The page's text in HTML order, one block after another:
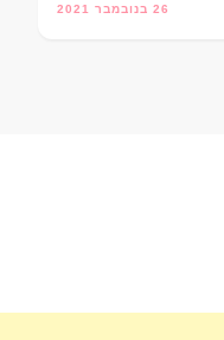
26 בנובמבר 2021